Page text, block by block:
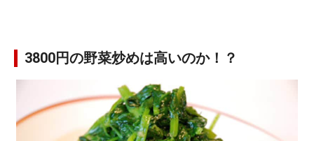
3800円の野菜炒めは高いのか！？